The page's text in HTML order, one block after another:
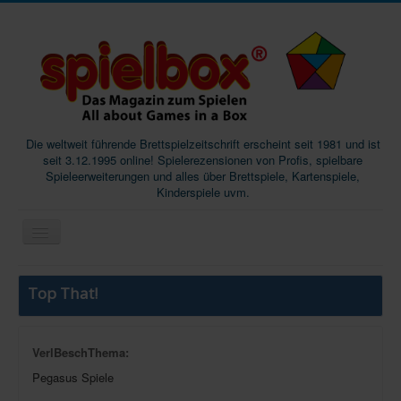
Die weltweit führende Brettspielzeitschrift erscheint seit 1981 und ist
seit 3.12.1995 online! Spielerezensionen von Profis, spielbare
Spieleerweiterungen und alles über Brettspiele, Kartenspiele,
Kinderspiele uvm.
Start
Magazine
Top That!
VerlBeschThema:
Pegasus Spiele